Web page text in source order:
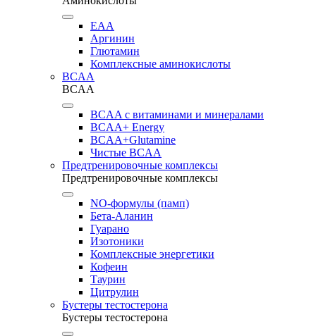
EAA
Аргинин
Глютамин
Комплексные аминокислоты
BCAA
BCAA
BCAA с витаминами и минералами
BCAA+ Energy
BCAA+Glutamine
Чистые BCAA
Предтренировочные комплексы
Предтренировочные комплексы
NO-формулы (памп)
Бета-Аланин
Гуарано
Изотоники
Комплексные энергетики
Кофеин
Таурин
Цитрулин
Бустеры тестостерона
Бустеры тестостерона